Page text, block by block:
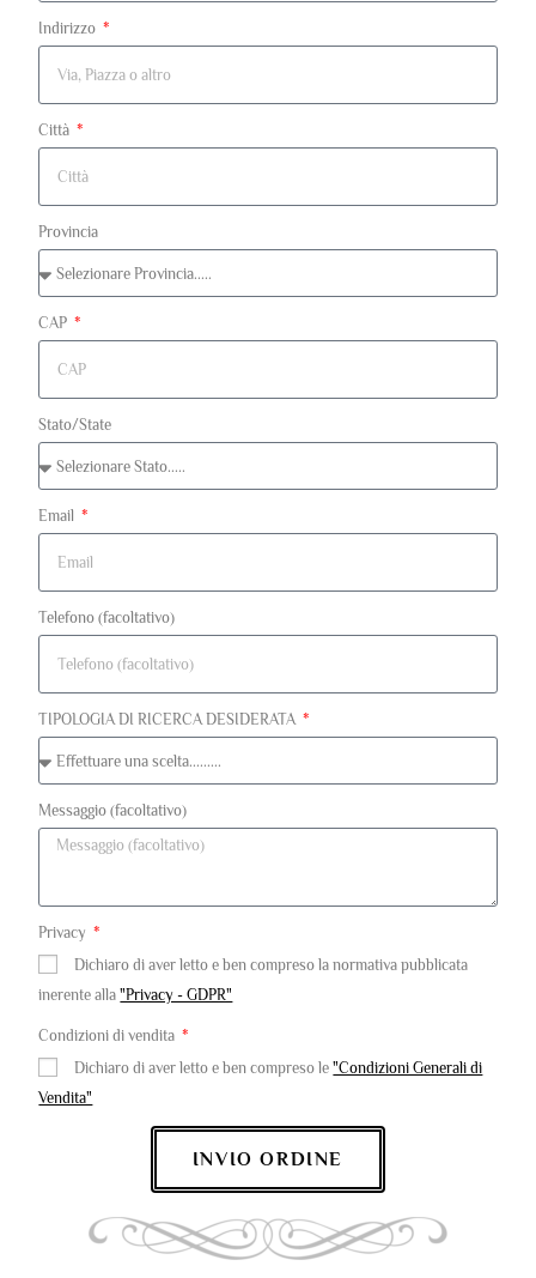
Indirizzo
Città
Provincia
CAP
Stato/State
Email
Telefono (facoltativo)
TIPOLOGIA DI RICERCA DESIDERATA
Messaggio (facoltativo)
Privacy
Dichiaro di aver letto e ben compreso la normativa pubblicata
inerente alla"Privacy - GDPR"
Condizioni di vendita
Dichiaro di aver letto e ben compreso le"Condizioni Generali di
Vendita"
INVIO ORDINE